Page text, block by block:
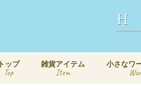
トップ
Top
雑貨アイテム
Item
小さなワ